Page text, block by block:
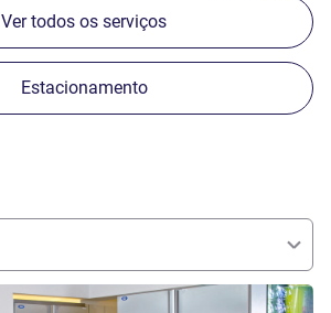
Ver todos os serviços
Estacionamento